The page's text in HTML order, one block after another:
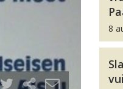
8